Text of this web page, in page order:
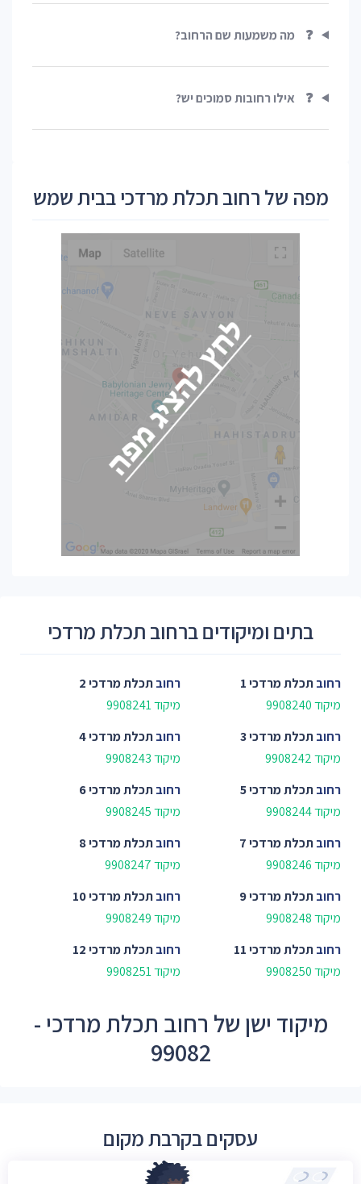
❓ מה משמעות שם הרחוב?
❓ אילו רחובות סמוכים יש?
מפה של רחוב תכלת מרדכי בבית שמש
בתים ומיקודים ברחוב תכלת מרדכי
רחובתכלת מרדכי 1
מיקוד 9908240
רחובתכלת מרדכי 2
מיקוד 9908241
רחובתכלת מרדכי 3
מיקוד 9908242
רחובתכלת מרדכי 4
מיקוד 9908243
רחובתכלת מרדכי 5
מיקוד 9908244
רחובתכלת מרדכי 6
מיקוד 9908245
רחובתכלת מרדכי 7
מיקוד 9908246
רחובתכלת מרדכי 8
מיקוד 9908247
רחובתכלת מרדכי 9
מיקוד 9908248
רחובתכלת מרדכי 10
מיקוד 9908249
רחובתכלת מרדכי 11
מיקוד 9908250
רחובתכלת מרדכי 12
מיקוד 9908251
מיקוד ישן של רחוב תכלת מרדכי -
99082
עסקים בקרבת מקום